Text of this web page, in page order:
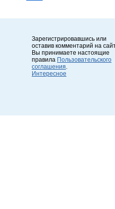
Зарегистрировавшись или
оставив комментарий на
Вы принимаете настоящие
правила Пользовательского
соглашения
Интересное